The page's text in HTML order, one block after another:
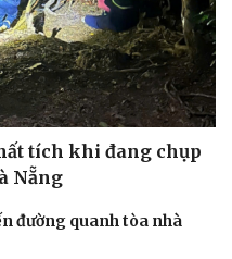
tích khi đang chụp
Nẵng
đường quanh tòa nhà